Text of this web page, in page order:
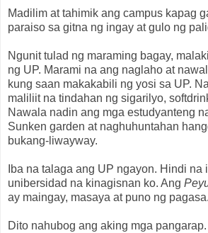
Madilim at tahimik ang campus kapag
paraiso sa gitna ng ingay at gulo ng
Ngunit tulad ng maraming bagay,
ng UP. Marami na ang naglaho at
kung saan makakabili ng yosi sa UP.
maliliit na tindahan ng sigarilyo,
Nawala nadin ang mga estudyanteng
Sunken garden at naghuhuntahan
bukang-liwayway.
Iba na talaga ang UP ngayon. Hindi na
unibersidad na kinagisnan ko. Ang
ay maingay, masaya at puno ng pagasa.
Dito nahubog ang aking mga